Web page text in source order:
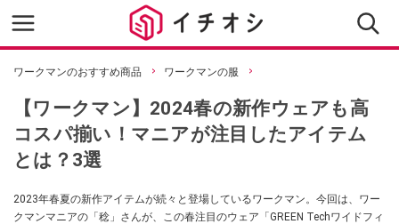
ワークマンのおすすめ商品 ワークマンの服
【ワークマン】2024春の新作ウェアも高
コスパ揃い！マニアが注目したアイテム
とは？3選
2023年春夏の新作アイテムが続々と登場しているワークマン。今回は、ワー
クマンマニアの「稔」さんが、この春注目のウェア「GREEN Techワイドフィ